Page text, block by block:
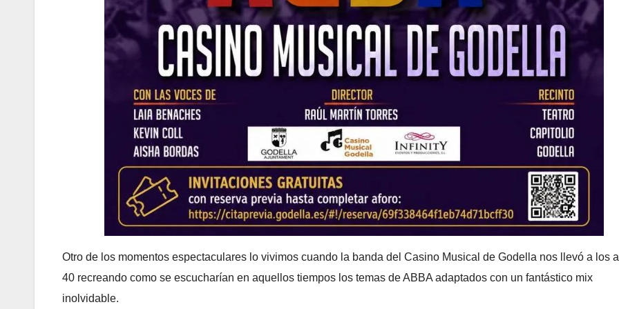
Otro de los momentos espectaculares lo vivimos cuando la banda del Casino Musical de Godella nos llevó a los
40 recreando como se escucharían en aquellos tiempos los temas de ABBA adaptados con un fantástico mix
inolvidable.